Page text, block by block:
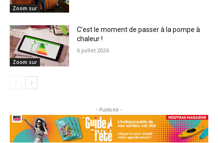
Zoom sur
Zoom sur
C’est le moment de passer à la pompe à
chaleur !
6 juillet 2026
- Publicité -